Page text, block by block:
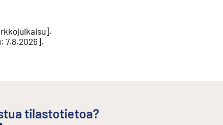
].
: 7.8.2026].
tilastotietoa?